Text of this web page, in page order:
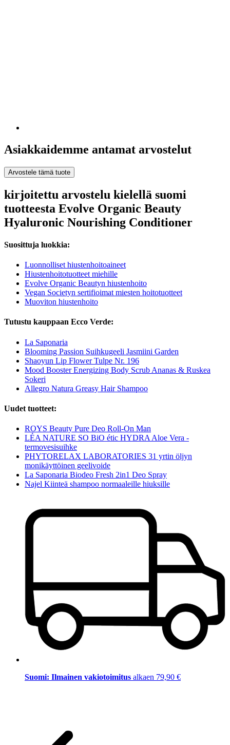
Asiakkaidemme antamat arvostelut
Arvostele tämä tuote
kirjoitettu arvostelu kielellä suomi
tuotteesta Evolve Organic Beauty
Hyaluronic Nourishing Conditioner
Suosittuja luokkia:
Luonnolliset hiustenhoitoaineet
Hiustenhoitotuotteet miehille
Evolve Organic Beautyn hiustenhoito
Vegan Societyn sertifioimat miesten hoitotuotteet
Muoviton hiustenhoito
Tutustu kauppaan Ecco Verde:
La Saponaria
Blooming Passion Suihkugeeli Jasmiini Garden
Shaoyun Lip Flower Tulpe Nr. 196
Mood Booster Energizing Body Scrub Ananas & Ruskea
Sokeri
Allegro Natura Greasy Hair Shampoo
Uudet tuotteet:
ROYS Beauty Pure Deo Roll-On Man
LÉA NATURE SO BiO étic HYDRA Aloe Vera -
termovesisuihke
PHYTORELAX LABORATORIES 31 yrtin öljyn
monikäyttöinen geelivoide
La Saponaria Biodeo Fresh 2in1 Deo Spray
Najel Kiinteä shampoo normaaleille hiuksille
Suomi: Ilmainen vakiotoimitus alkaen 79,90 €